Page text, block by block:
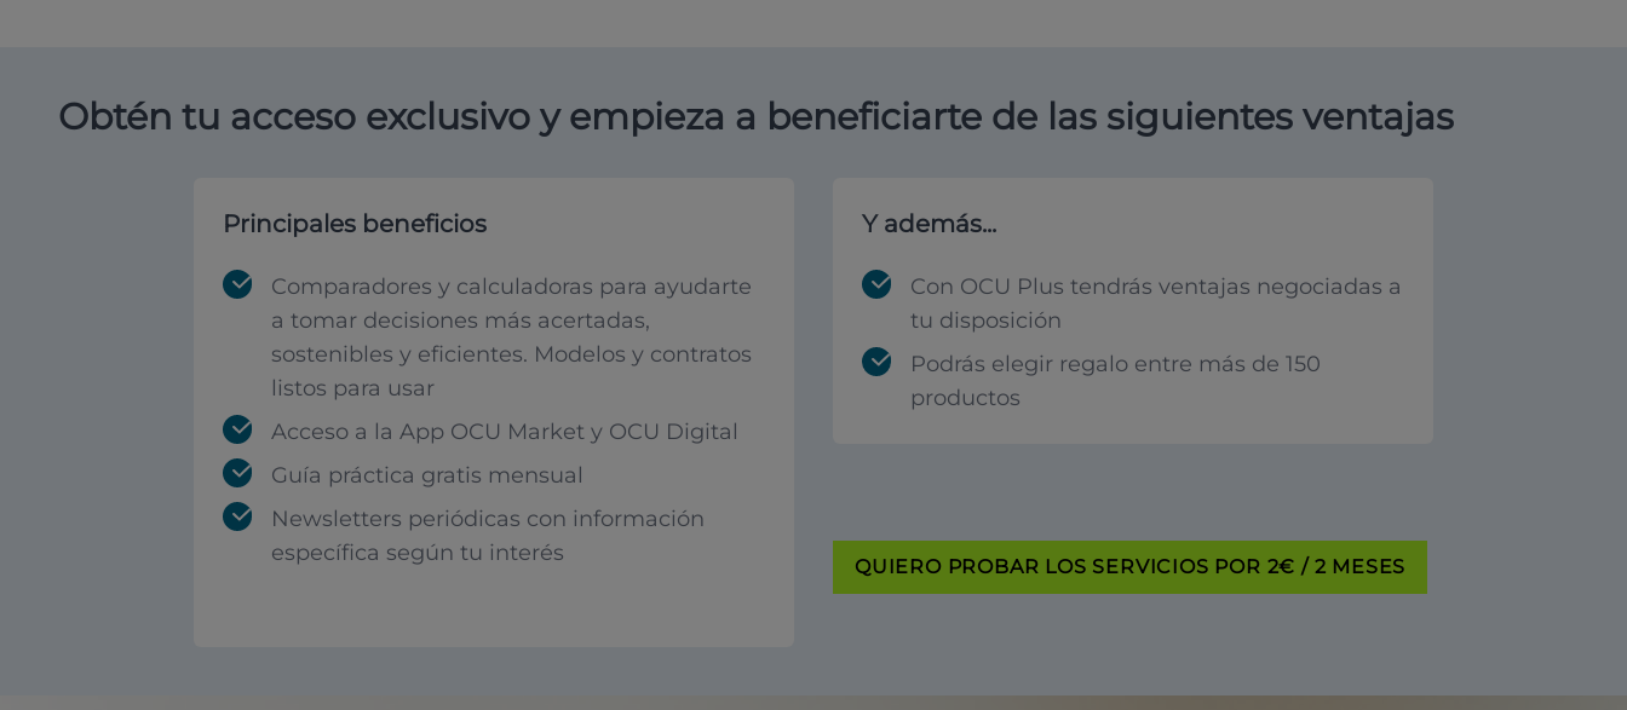
Obtén tu acceso exclusivo y empieza a beneficiarte de las siguientes ventajas
Principales beneficios
Comparadores y calculadoras para ayudarte
a tomar decisiones más acertadas,
sostenibles y eficientes. Modelos y contratos
listos para usar
Acceso a la App OCU Market y OCU Digital
Guía práctica gratis mensual
Newsletters periódicas con información
específica según tu interés
Y además...
Con OCU Plus tendrás ventajas negociadas a
tu disposición
Podrás elegir regalo entre más de 150
productos
QUIERO PROBAR LOS SERVICIOS POR 2€ / 2 MESES